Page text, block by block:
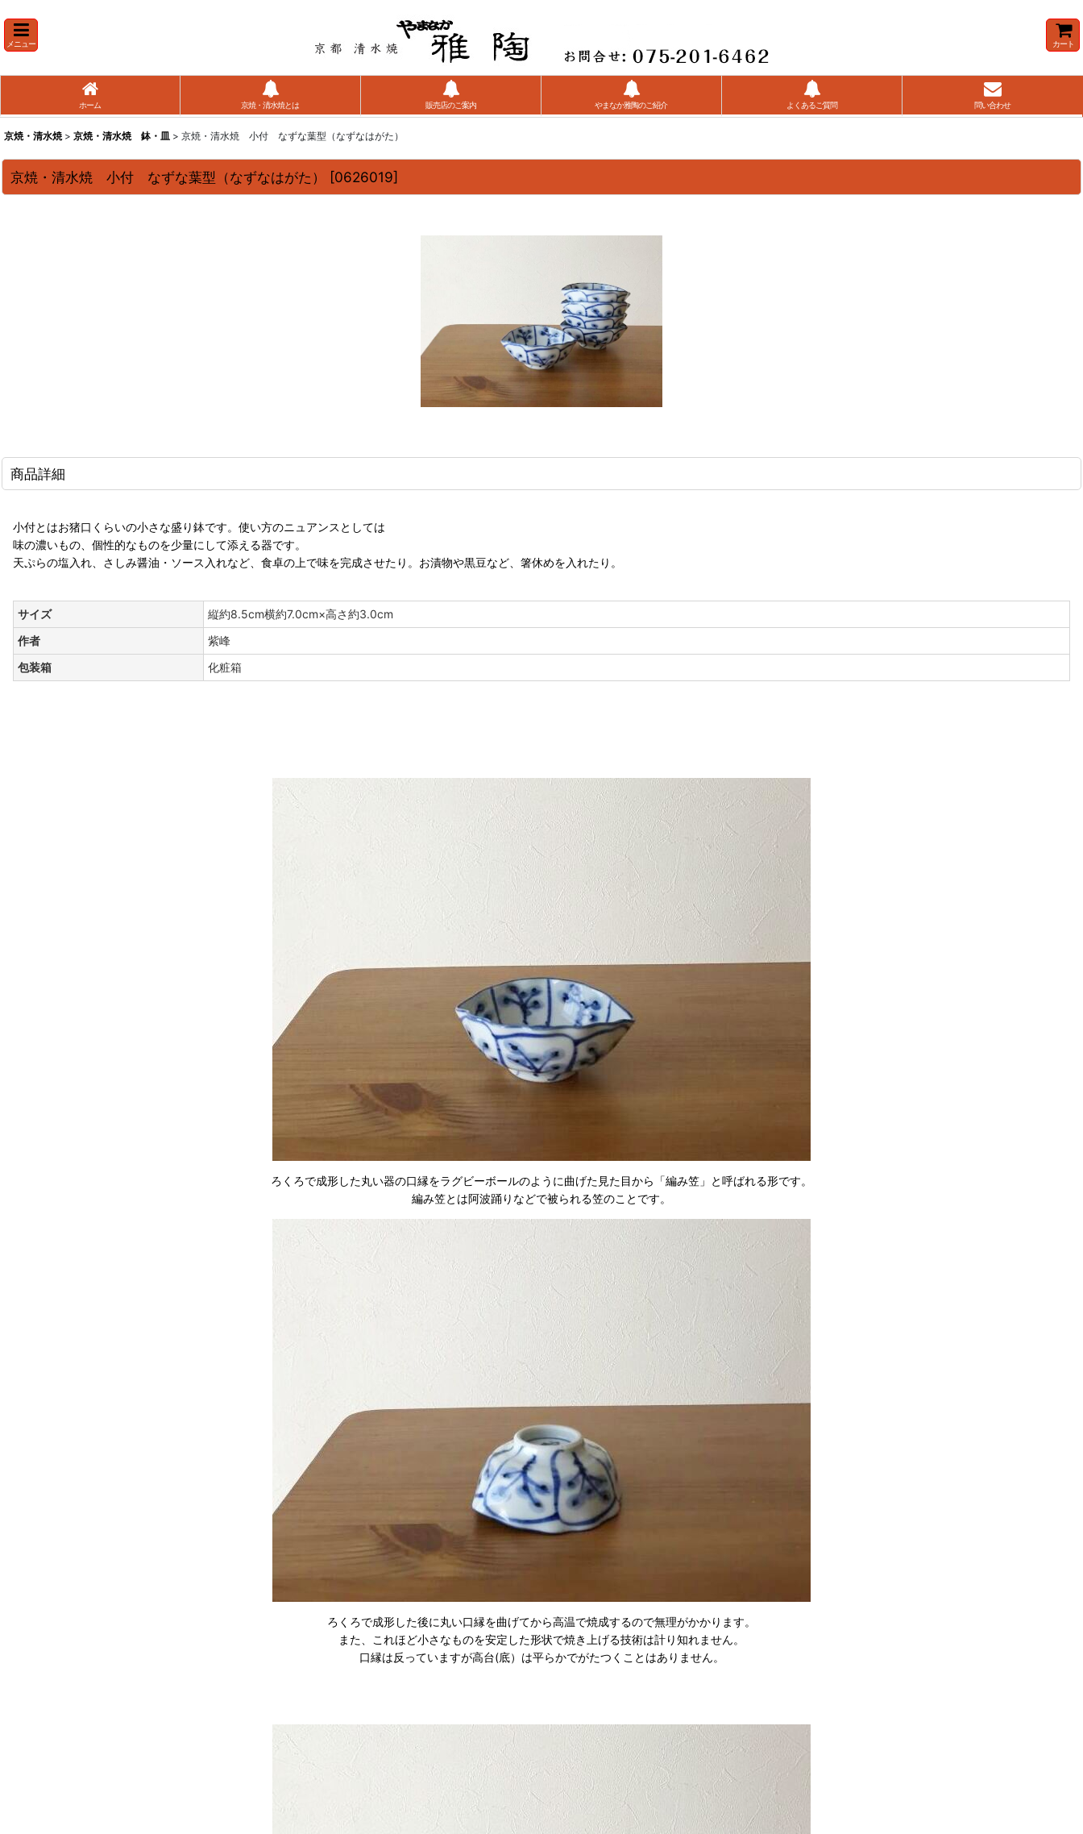
京焼・清水焼 > 京焼・清水焼 鉢・皿 > 京焼・清水焼 小付 なずな葉型（なずなはがた）
メニュー カート
ホーム 京焼・清水焼とは 販売店のご案内 やまなか雅陶のご紹介 よくあるご質問 問い合わせ
京焼・清水焼 小付 なずな葉型（なずなはがた） [0626019]
商品詳細
小付とはお猪口くらいの小さな盛り鉢です。使い方のニュアンスとしては
味の濃いもの、個性的なものを少量にして添える器です。
天ぷらの塩入れ、さしみ醤油・ソース入れなど、食卓の上で味を完成させたり。お漬物や黒豆など、箸休めを入れたり。
サイズ
縦約8.5cm横約7.0cm×高さ約3.0cm
作者
紫峰
包装箱
化粧箱
ろくろで成形した丸い器の口縁をラグビーボールのように曲げた見た目から「編み笠」と呼ばれる形です。
編み笠とは阿波踊りなどで被られる笠のことです。
ろくろで成形した後に丸い口縁を曲げてから高温で焼成するので無理がかかります。
また、これほど小さなものを安定した形状で焼き上げる技術は計り知れません。
口縁は反っていますが高台(底）は平らかでがたつくことはありません。